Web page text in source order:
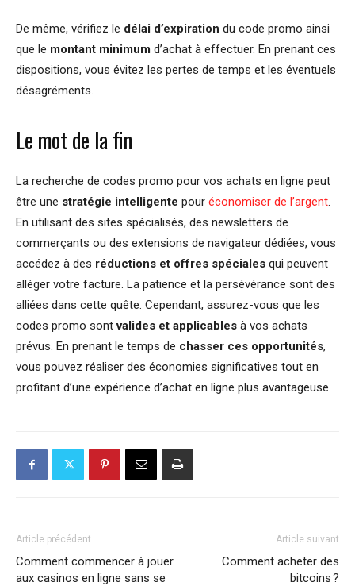
De même, vérifiez le délai d’expiration du code promo ainsi
que le montant minimum d’achat à effectuer. En prenant ces
dispositions, vous évitez les pertes de temps et les éventuels
désagréments.
Le mot de la fin
La recherche de codes promo pour vos achats en ligne peut
être une stratégie intelligente pour économiser de l’argent.
En utilisant des sites spécialisés, des newsletters de
commerçants ou des extensions de navigateur dédiées, vous
accédez à des réductions et offres spéciales qui peuvent
alléger votre facture. La patience et la persévérance sont des
alliées dans cette quête. Cependant, assurez-vous que les
codes promo sontvalides et applicables à vos achats
prévus. En prenant le temps de chasser ces opportunités,
vous pouvez réaliser des économies significatives tout en
profitant d’une expérience d’achat en ligne plus avantageuse.
Article précédent
Comment commencer à jouer
aux casinos en ligne sans se
Article suivant
Comment acheter des
bitcoins ?